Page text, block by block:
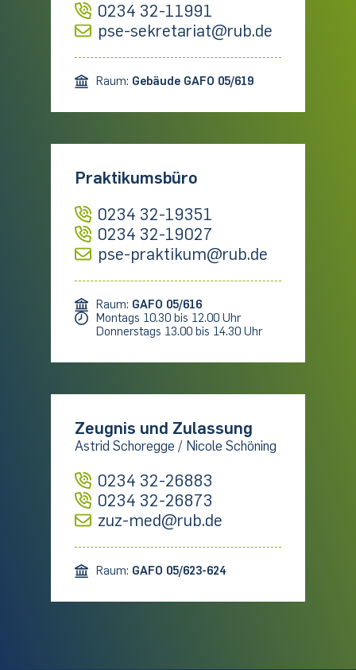
0234 32-11991
pse-sekretariat@rub.de
Raum: Gebäude GAFO 05/619
Praktikumsbüro
0234 32-19351
0234 32-19027
pse-praktikum@rub.de
Raum: GAFO 05/616
Montags 10.30 bis 12.00 Uhr
Donnerstags 13.00 bis 14.30 Uhr
Zeugnis und Zulassung
Astrid Schoregge / Nicole Schöning
0234 32-26883
0234 32-26873
zuz-med@rub.de
Raum: GAFO 05/623-624